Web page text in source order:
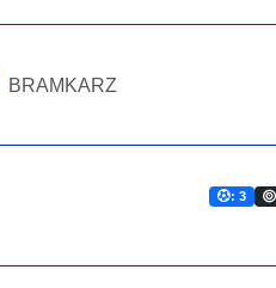
BRAMKARZ
: 3